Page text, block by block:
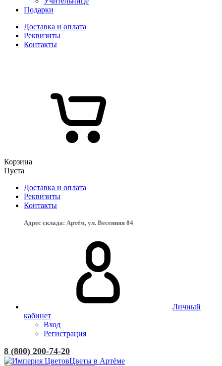
Подарки
Доставка и оплата
Реквизиты
Контакты
Корзина
Пуста
Доставка и оплата
Реквизиты
Контакты
Адрес склада: Артём, ул. Весенняя 84
Личный
кабинет
Вход
Регистрация
8 (800) 200-74-20
Цветы в Артёме